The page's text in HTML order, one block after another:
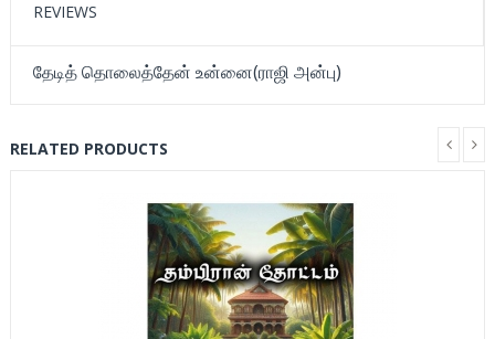
REVIEWS
தேடித் தொலைத்தேன் உன்னை(ராஜி அன்பு)
RELATED PRODUCTS